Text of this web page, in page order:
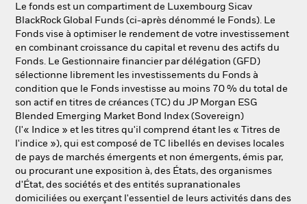
Aladdin
Le fonds est un compartiment de Luxembourg Sicav
BlackRock Global Funds (ci-après dénommé le Fonds). Le
Fonds vise à optimiser le rendement de votre investissement
en combinant croissance du capital et revenu des actifs du
Fonds. Le Gestionnaire financier par délégation (GFD)
sélectionne librement les investissements du Fonds à
condition que le Fonds investisse au moins 70 % du total de
son actif en titres de créances (TC) du JP Morgan ESG
Blended Emerging Market Bond Index (Sovereign)
(l'« Indice » et les titres qu'il comprend étant les « Titres de
l'indice »), qui est composé de TC libellés en devises locales
de pays de marchés émergents et non émergents, émis par,
ou procurant une exposition à, des États, des organismes
d'État, des sociétés et des entités supranationales
domiciliées ou exerçant l'essentiel de leurs activités dans des